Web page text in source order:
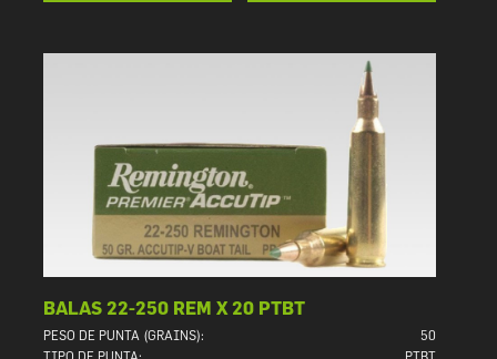
BALAS 22-250 REM X 20 PTBT
PESO DE PUNTA (GRAINS):
50